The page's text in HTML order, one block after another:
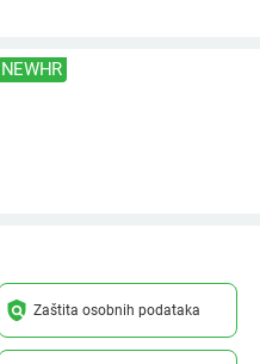
NEWHR
policy Zaštita osobnih podataka